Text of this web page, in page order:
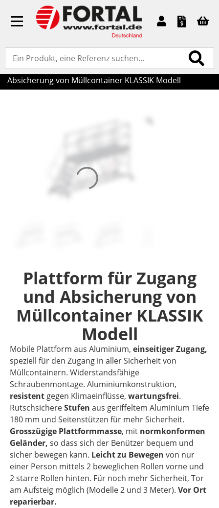
Toggle
Accueil»Standardprodukte »Zugang und Absicherung
von Müllcontainer» Plattform für Zugang und
Absicherung von Müllcontainer KLASSIK Modell
Plattform für Zugang
und Absicherung von
Müllcontainer KLASSIK
Modell
Mobile Plattform aus Aluminium, einseitiger Zugang,
speziell für den Zugang in aller Sicherheit von
Müllcontainern. Widerstandsfähige
Schraubenmontage. Aluminiumkonstruktion,
resistent gegen Klimaeinflüsse, wartungsfrei.
RutschsichereStufen aus geriffeltem Aluminium Tiefe
180 mm und Seitenstützen für mehr Sicherheit.
Grosszügige Plattformmasse, mit normkonformen
Geländer, so dass sich der Benützer bequem und
sicher bewegen kann. Leicht zu Bewegen von nur
einer Person mittels 2 beweglichen Rollen vorne und
2 starre Rollen hinten. Für noch mehr Sicherheit, Tor
am Aufsteig möglich (Modelle 2 und 3 Meter). Vor Ort
reparierbar.